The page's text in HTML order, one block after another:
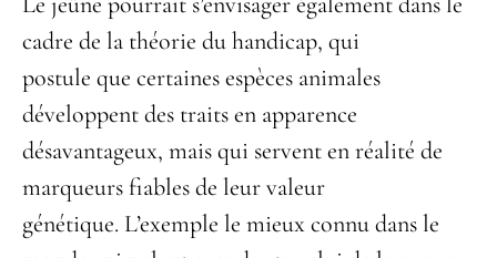
cadre de la théorie du handicap, qui
postule que certaines espèces animales
développent des traits en apparence
désavantageux, mais qui servent en réalité de
marqueurs fiables de leur valeur
génétique. L’exemple le mieux connu dans le